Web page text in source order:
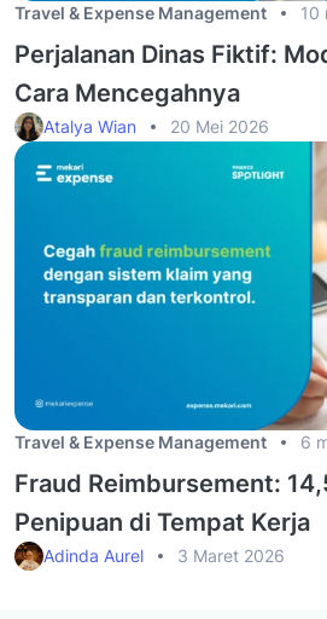
Travel & Expense Management 10
Perjalanan Dinas Fiktif:
Cara Mencegahnya
Atalya Wian 20 Mei 2026
Travel & Expense Management 6
Fraud Reimbursement:
Penipuan di Tempat Kerja
Adinda Aurel 3 Maret 2026